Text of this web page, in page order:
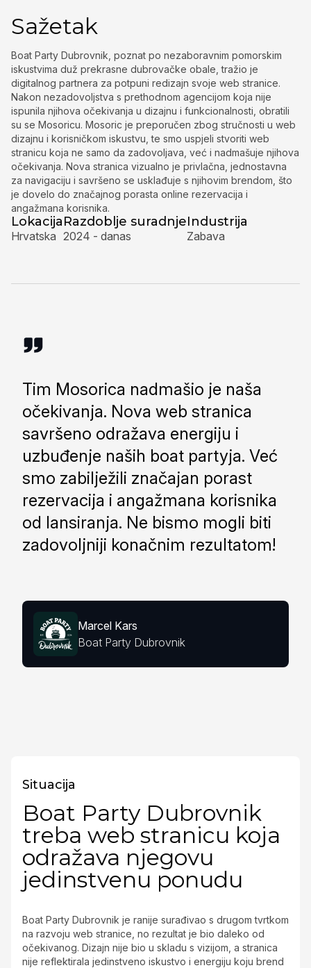
Sažetak
Boat Party Dubrovnik, poznat po nezaboravnim pomorskim
iskustvima duž prekrasne dubrovačke obale, tražio je
digitalnog partnera za potpuni redizajn svoje web stranice.
Nakon nezadovoljstva s prethodnom agencijom koja nije
ispunila njihova očekivanja u dizajnu i funkcionalnosti, obratili
su se Mosoricu. Mosoric je preporučen zbog stručnosti u web
dizajnu i korisničkom iskustvu, te smo uspjeli stvoriti web
stranicu koja ne samo da zadovoljava, već i nadmašuje njihova
očekivanja. Nova stranica vizualno je privlačna, jednostavna
za navigaciju i savršeno se usklađuje s njihovim brendom, što
je dovelo do značajnog porasta online rezervacija i
angažmana korisnika.
Lokacija
Hrvatska
Razdoblje suradnje
2024 - danas
Industrija
Zabava
Tim Mosorica nadmašio je naša
očekivanja. Nova web stranica
savršeno odražava energiju i
uzbuđenje naših boat partyja. Već
smo zabilježili značajan porast
rezervacija i angažmana korisnika
od lansiranja. Ne bismo mogli biti
zadovoljniji konačnim rezultatom!
Marcel Kars
Boat Party Dubrovnik
Situacija
Boat Party Dubrovnik
treba web stranicu koja
odražava njegovu
jedinstvenu ponudu
Boat Party Dubrovnik je ranije surađivao s drugom tvrtkom
na razvoju web stranice, no rezultat je bio daleko od
očekivanog. Dizajn nije bio u skladu s vizijom, a stranica
nije reflektirala jedinstveno iskustvo i energiju koju brend